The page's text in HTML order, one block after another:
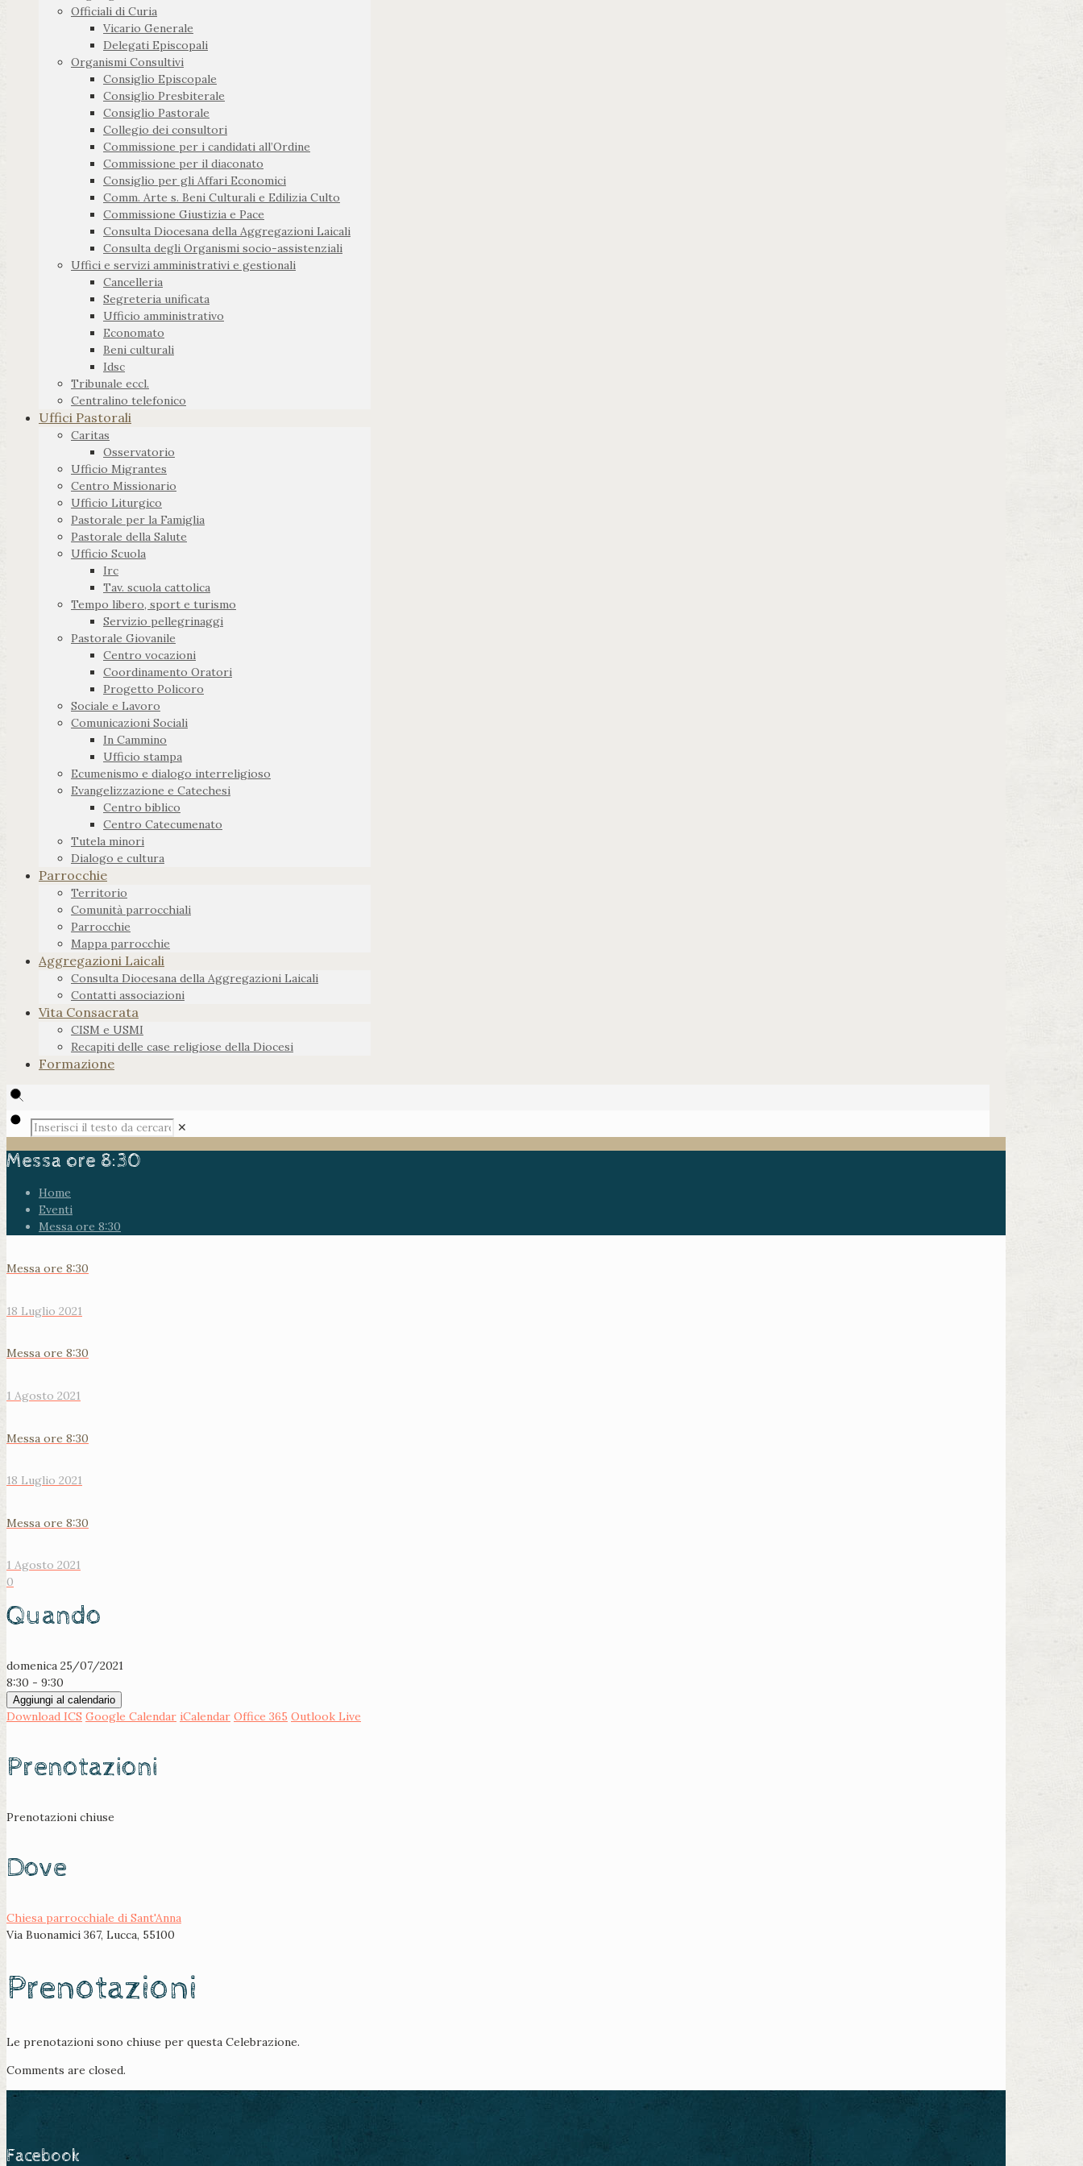
Officiali di Curia
Vicario Generale
Delegati Episcopali
Organismi Consultivi
Consiglio Episcopale
Consiglio Presbiterale
Consiglio Pastorale
Collegio dei consultori
Commissione per i candidati all’Ordine
Commissione per il diaconato
Consiglio per gli Affari Economici
Comm. Arte s. Beni Culturali e Edilizia Culto
Commissione Giustizia e Pace
Consulta Diocesana della Aggregazioni Laicali
Consulta degli Organismi socio-assistenziali
Uffici e servizi amministrativi e gestionali
Cancelleria
Segreteria unificata
Ufficio amministrativo
Economato
Beni culturali
Idsc
Tribunale eccl.
Centralino telefonico
Uffici Pastorali
Caritas
Osservatorio
Ufficio Migrantes
Centro Missionario
Ufficio Liturgico
Pastorale per la Famiglia
Pastorale della Salute
Ufficio Scuola
Irc
Tav. scuola cattolica
Tempo libero, sport e turismo
Servizio pellegrinaggi
Pastorale Giovanile
Centro vocazioni
Coordinamento Oratori
Progetto Policoro
Sociale e Lavoro
Comunicazioni Sociali
In Cammino
Ufficio stampa
Ecumenismo e dialogo interreligioso
Evangelizzazione e Catechesi
Centro biblico
Centro Catecumenato
Tutela minori
Dialogo e cultura
Parrocchie
Territorio
Comunità parrocchiali
Parrocchie
Mappa parrocchie
Aggregazioni Laicali
Consulta Diocesana della Aggregazioni Laicali
Contatti associazioni
Vita Consacrata
CISM e USMI
Recapiti delle case religiose della Diocesi
Formazione
✕
Messa ore 8:30
Home
Eventi
Messa ore 8:30
Messa ore 8:30
18 Luglio 2021
Messa ore 8:30
1 Agosto 2021
Messa ore 8:30
18 Luglio 2021
Messa ore 8:30
1 Agosto 2021
0
Quando
domenica 25/07/2021
8:30 - 9:30
Aggiungi al calendario
Download ICS Google Calendar iCalendar Office 365 Outlook Live
Prenotazioni
Prenotazioni chiuse
Dove
Chiesa parrocchiale di Sant'Anna
Via Buonamici 367, Lucca, 55100
Prenotazioni
Le prenotazioni sono chiuse per questa Celebrazione.
Comments are closed.
Facebook